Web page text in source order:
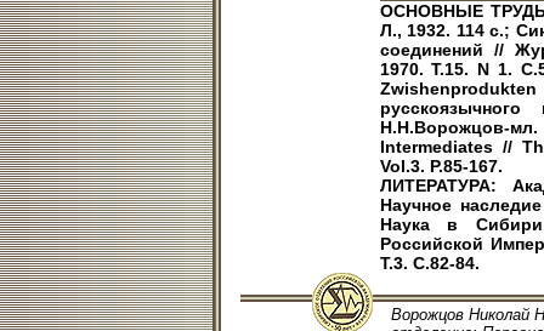
ОСНОВНЫЕ
Л., 1932. 114 с.;
соединений //
1970. Т.15. N 1.
Н.Н.Ворожцов-
Intermediates //
Vol.3. P.85-167.
ЛИТЕРАТУРА:
Научное
Наука в
Российской
Т.3. С.82-84.
Ворожцов Николай